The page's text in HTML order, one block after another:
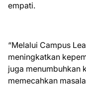
empati.
“Melalui Campus
meningkatkan
juga menumbuhkan
memecahkan